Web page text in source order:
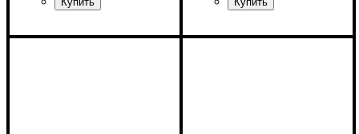
Ширина: 30,2 см
Ширина: 120 см